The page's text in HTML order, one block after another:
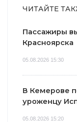
ЧИТАЙТЕ
Пассажиры
Красноярска
05.08.2026 15:30
В Кемерове
уроженцу
05.08.2026 15:20